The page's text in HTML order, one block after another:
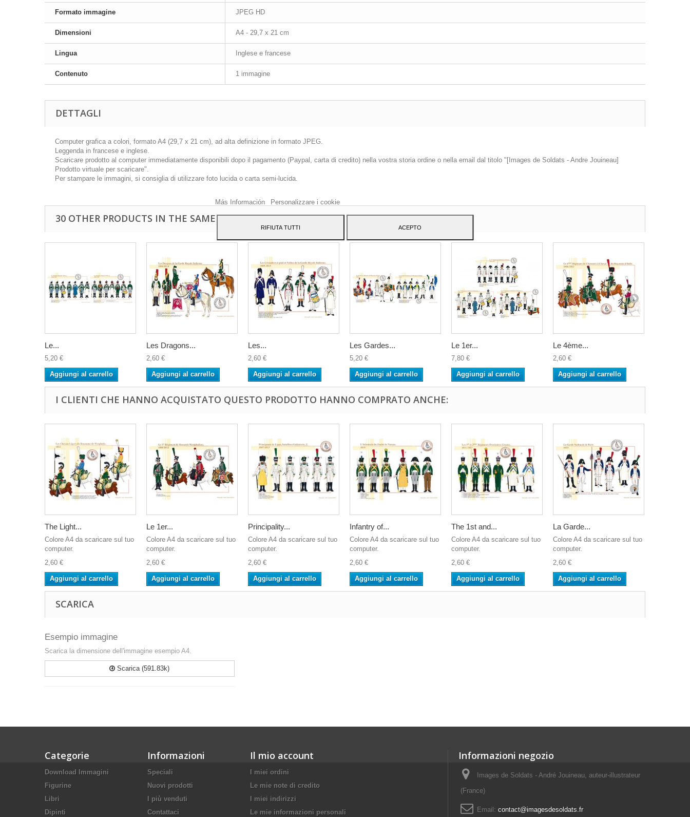
Formato immagine JPEG HD
Dimensioni A4 - 29,7 x 21 cm
Lingua Inglese e francese
Contenuto 1 immagine
DETTAGLI
Computer grafica a colori, formato A4 (29,7 x 21 cm), ad alta definizione in formato JPEG.
Leggenda in francese e inglese.
Scaricare prodotto al computer immediatamente disponibili dopo il pagamento (Paypal, carta di credito) nella vostra storia ordine o nella email dal titolo "[Images de Soldats - Andre Jouineau]
Prodotto virtuale per scaricare".
Per stampare le immagini, si consiglia di utilizzare foto lucida o carta semi-lucida.
30 OTHER PRODUCTS IN THE SAME CATEGORY:
Le...
5,20 €
Aggiungi al carrello
Les Dragons...
2,60 €
Aggiungi al carrello
Les...
2,60 €
Aggiungi al carrello
Les Gardes...
5,20 €
Aggiungi al carrello
Le 1er...
7,80 €
Aggiungi al carrello
Le 4ème...
2,60 €
Aggiungi al carrello
I CLIENTI CHE HANNO ACQUISTATO QUESTO PRODOTTO HANNO COMPRATO ANCHE:
The Light...
Colore A4 da scaricare sul tuo
computer.
2,60 €
Aggiungi al carrello
Le 1er...
Colore A4 da scaricare sul tuo
computer.
2,60 €
Aggiungi al carrello
Principality...
Colore A4 da scaricare sul tuo
computer.
2,60 €
Aggiungi al carrello
Infantry of...
Colore A4 da scaricare sul tuo
computer.
2,60 €
Aggiungi al carrello
The 1st and...
Colore A4 da scaricare sul tuo
computer.
2,60 €
Aggiungi al carrello
La Garde...
Colore A4 da scaricare sul tuo
computer.
2,60 €
Aggiungi al carrello
SCARICA
Esempio immagine
Scarica la dimensione dell'immagine esempio A4.
Scarica (591.83k)
Categorie
Download Immagini
Figurine
Libri
Dipinti
Informazioni
Speciali
Nuovi prodotti
I più venduti
Contattaci
Il mio account
I miei ordini
Le mie note di credito
I miei indirizzi
Le mie informazioni personali
Informazioni negozio
Images de Soldats - André Jouineau, auteur-illustrateur
(France)
Email: contact@imagesdesoldats.fr
Questo sito web utilizza cookie propri e di terze parti per migliorare i nostri servizi e
mostrarti pubblicità relativa alle tue preferenze analizzando le tue abitudini di
Más Información
Personalizzare i cookie
RIFIUTA TUTTI ACEPTO